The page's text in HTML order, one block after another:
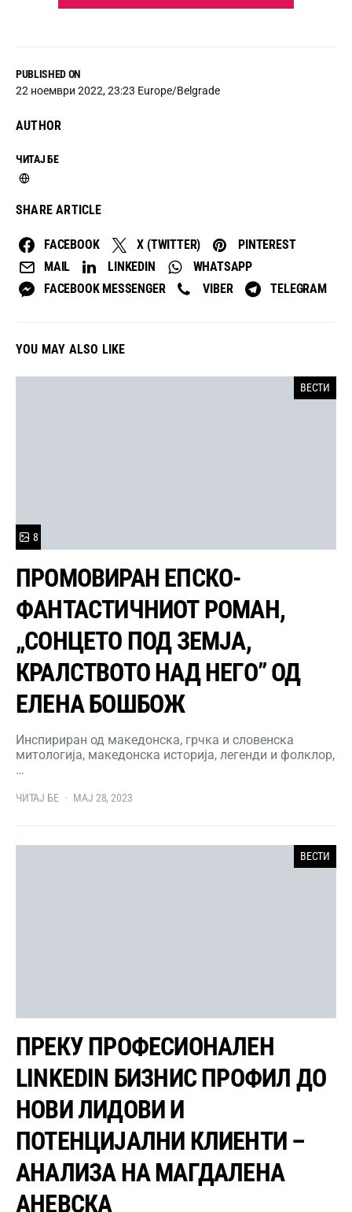
PUBLISHED ON
22 ноември 2022, 23:23 Europe/Belgrade
AUTHOR
ЧИТАЈ БЕ
SHARE ARTICLE
FACEBOOK X (TWITTER)
PINTEREST
MAIL
LINKEDIN
WHATSAPP
FACEBOOK MESSENGER
VIBER TELEGRAM
YOU MAY ALSO LIKE
ВЕСТИ
8
ПРОМОВИРАН ЕПСКО-
ФАНТАСТИЧНИОТ РОМАН,
„СОНЦЕТО ПОД ЗЕМЈА,
КРАЛСТВОТО НАД НЕГО” ОД
ЕЛЕНА БОШБОЖ
Инспириран од македонска, грчка и словенска
митологија, македонска историја, легенди и фолклор,
…
ЧИТАЈ БЕ МАЈ 28, 2023
ВЕСТИ
ПРЕКУ ПРОФЕСИОНАЛЕН
LINKEDIN БИЗНИС ПРОФИЛ ДО
НОВИ ЛИДОВИ И
ПОТЕНЦИЈАЛНИ КЛИЕНТИ –
АНАЛИЗА НА МАГДАЛЕНА
АНЕВСКА